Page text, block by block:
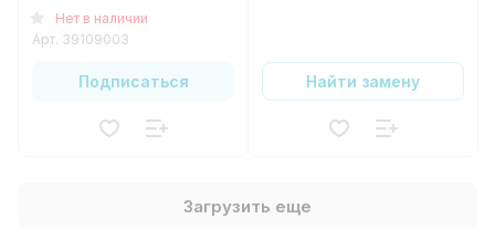
B450/2xDDR4/1xPCI-
e16/2xPCI-
D/1xHDMI/1xVGA/1xGLAN/mATX
Нет в наличии
Арт. 39109003
Подписаться Найти замену
Загрузить еще